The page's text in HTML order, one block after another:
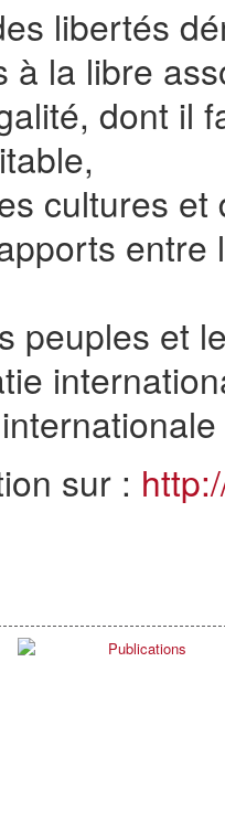
libertés
à la libre
dont il
cultures
peuples et
sur :